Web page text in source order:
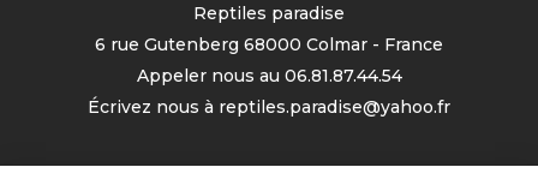
Reptiles paradise
6 rue Gutenberg 68000 Colmar - France
Appeler nous au 06.81.87.44.54
Écrivez nous à reptiles.paradise@yahoo.fr